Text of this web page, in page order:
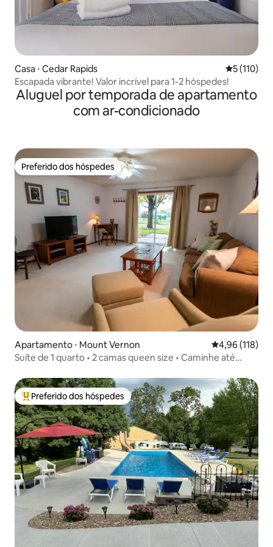
Casa ⋅ Cedar Rapids 5 de uma
5 (110)
Escapada vibrante! Valor incrível para 1-2 hóspedes!
Aluguel por temporada de apartamento
com ar-condicionado
Preferido dos hóspedes
Preferido dos hóspedes
Apartamento ⋅ Mount Vernon 4,96 de uma
4,96 (118)
Suíte de 1 quarto • 2 camas queen size • Caminhe até
Entre os melhores preferidos dos hóspedes
Preferido dos hóspedes